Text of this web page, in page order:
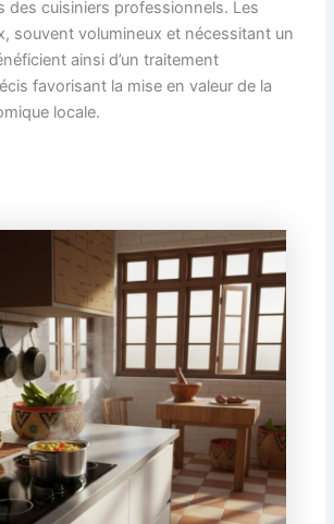
des cuisiniers professionnels. Les
souvent volumineux et nécessitant un
ainsi d’un traitement
favorisant la mise en valeur de la
locale.